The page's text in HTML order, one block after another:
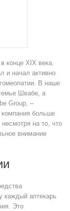
конце ХIХ века.
и начал активно
В наше
Швабе, а
Group, –
компания больше
на то, что
внимание
каждый аптекарь
Это